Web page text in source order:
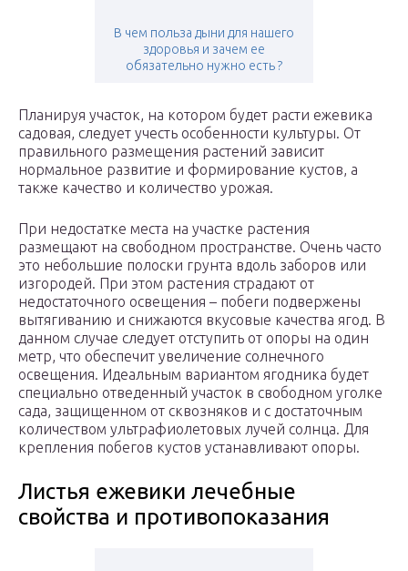
В чем польза дыни для нашего
здоровья и зачем ее
обязательно нужно есть ?
Планируя участок, на котором будет расти ежевика
садовая, следует учесть особенности культуры. От
правильного размещения растений зависит
нормальное развитие и формирование кустов, а
также качество и количество урожая.
При недостатке места на участке растения
размещают на свободном пространстве. Очень часто
это небольшие полоски грунта вдоль заборов или
изгородей. При этом растения страдают от
недостаточного освещения – побеги подвержены
вытягиванию и снижаются вкусовые качества ягод. В
данном случае следует отступить от опоры на один
метр, что обеспечит увеличение солнечного
освещения. Идеальным вариантом ягодника будет
специально отведенный участок в свободном уголке
сада, защищенном от сквозняков и с достаточным
количеством ультрафиолетовых лучей солнца. Для
крепления побегов кустов устанавливают опоры.
Листья ежевики лечебные
свойства и противопоказания